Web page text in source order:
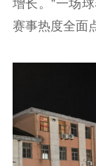
增长。”一场
赛事热度全面